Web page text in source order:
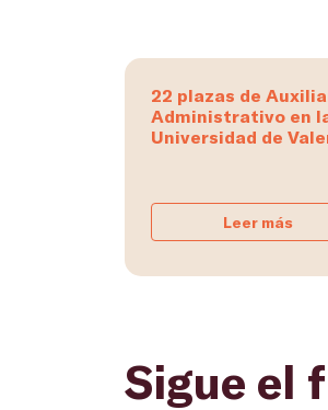
22 plazas de
Administrativo en
Universidad de
Leer más
Sigue el